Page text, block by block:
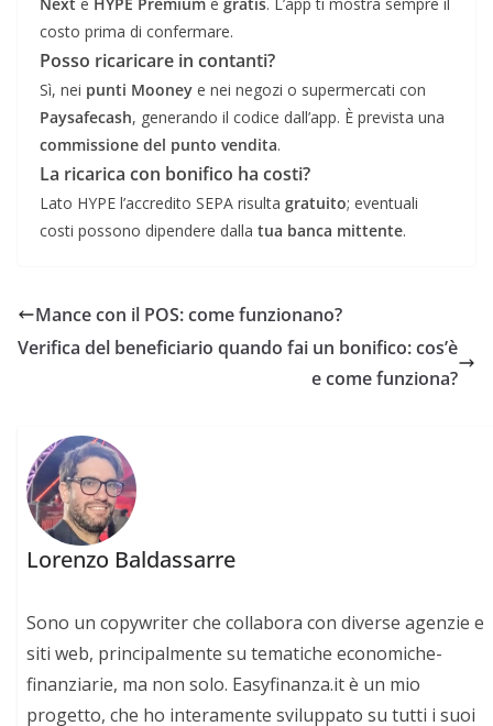
costo prima di confermare.
Posso ricaricare in contanti?
Sì, nei punti Mooney e nei negozi o supermercati con
Paysafecash, generando il codice dall’app. È prevista una
commissione del punto vendita.
La ricarica con bonifico ha costi?
Lato HYPE l’accredito SEPA risulta gratuito; eventuali
costi possono dipendere dalla tua banca mittente.
Mance con il POS: come funzionano?
Verifica del beneficiario quando fai un bonifico: cos’è
e come funziona?
Lorenzo Baldassarre
Sono un copywriter che collabora con diverse agenzie e
siti web, principalmente su tematiche economiche-
finanziarie, ma non solo. Easyfinanza.it è un mio
progetto, che ho interamente sviluppato su tutti i suoi